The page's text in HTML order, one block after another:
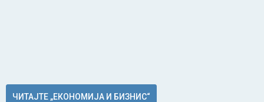
ЧИТАЈТЕ „ЕКОНОМИЈА И БИЗНИС“